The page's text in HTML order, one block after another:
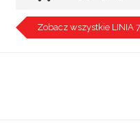
Zobacz wszystkie LINIA